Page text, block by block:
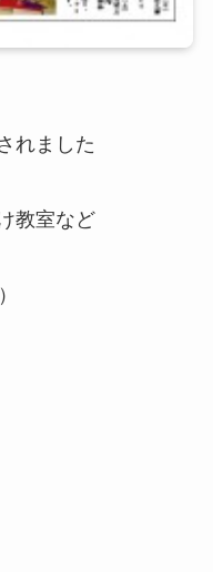
れました
教室など